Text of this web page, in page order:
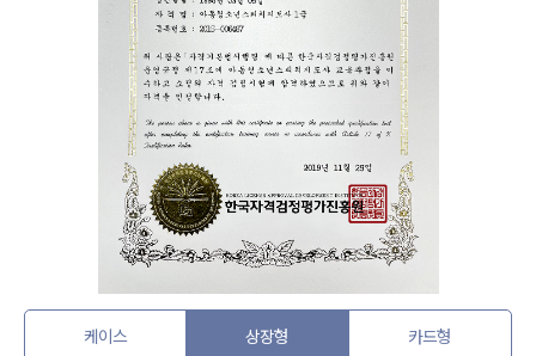
케이스 상장형 카드형